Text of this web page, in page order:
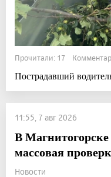
Прочитали: 17
Пострадавший
11:55, 7 авг 2026
В Магнитогорске
массовая
Новости